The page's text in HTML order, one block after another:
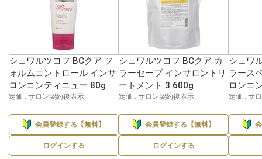
シュワルツコフ BCクア フ
ォルムコントロール インサ
ロンコンティニュー 80g
定価 : サロン契約後表示
会員登録する【無料】
ログインする
シュワルツコフ BCクア カ
ラーセーブ インサロントリ
ートメント 3 600g
定価 : サロン契約後表示
会員登録する【無料】
ログインする
シュワ
ラース
ロンコ
定価 : サ